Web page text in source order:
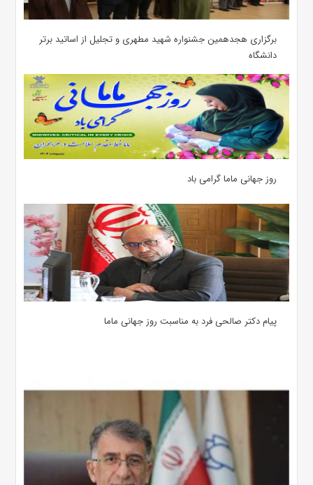
برگزاری هجدهمین جشنواره شهید مطهری و تجلیل از اساتید برتر
دانشگاه
روز جهانی ماما گرامی باد
پیام دکتر صالحی فرد به مناسبت روز جهانی ماما